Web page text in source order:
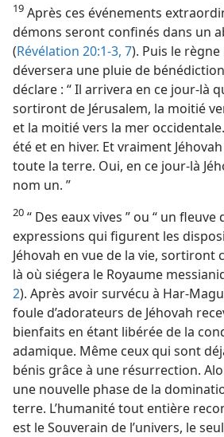
19 Après ces événements
démons seront confinés dans un
(Révélation 20:1-3, 7). Puis le
déversera une pluie de
déclare : “ Il arrivera en ce jour-​là
sortiront de Jérusalem, la moitié
et la moitié vers la mer
été et en hiver. Et vraiment
toute la terre. Oui, en ce jour-​là
nom un. ”
20 “ Des eaux vives ” ou “ un fleuve
expressions qui figurent les
Jéhovah en vue de la vie,
là où siégera le Royaume
2). Après avoir survécu à Har-
foule d’adorateurs de Jéhovah
bienfaits en étant libérée de la
adamique. Même ceux qui sont
bénis grâce à une résurrection.
une nouvelle phase de la
terre. L’humanité tout entière
est le Souverain de l’univers, le